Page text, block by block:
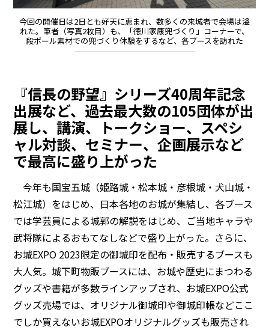
今回の開催日は2日とも好天に恵まれ、数多くの来城者で会場は溢
れた。筆者（写真2枚目）も、「徳川家康兜づくり」コーナーで、
段ボール素材での兜づくり体験をするなど、各ブースを訪れた
『信長の野望』シリーズ40周年記念
出展など、過去最大数の105団体が出
展し、講演、トークショー、スペシ
ャル対談、セミナー、企画展示など
で最高に盛り上がった
今年も国宝五城（姫路城・松本城・彦根城・犬山城・
松江城）をはじめ、日本各地のお城が集結し、各ブース
では学芸員による城郭の解説をはじめ、ご当地キャラや
武将隊によるおもてなしなどで盛り上がった。さらに、
お城EXPO 2023限定の御城印を配布・販売するブースも
大人気。城下町物販ブースには、お城や歴史にまつわる
グッズや書籍が多数ラインアップされ、お城EXPO公式
グッズ売場では、オリジナル御城印や御城印帳などここ
でしか買えないお城EXPOオリジナルグッズも販売され